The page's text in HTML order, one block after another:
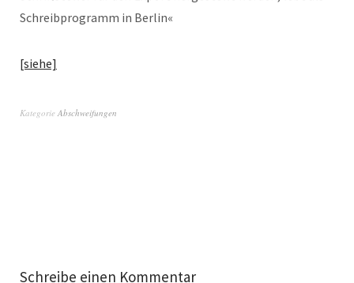
Schreibprogramm in Berlin«
[siehe]
Kategorie Abschweifungen
Schreibe einen Kommentar